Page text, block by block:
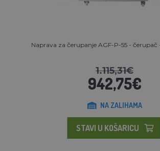
Naprava za čerupanje AGF-P-55 - čerupač
1.115,31€
942,75€
NA ZALIHAMA
STAVI U KOŠARICU